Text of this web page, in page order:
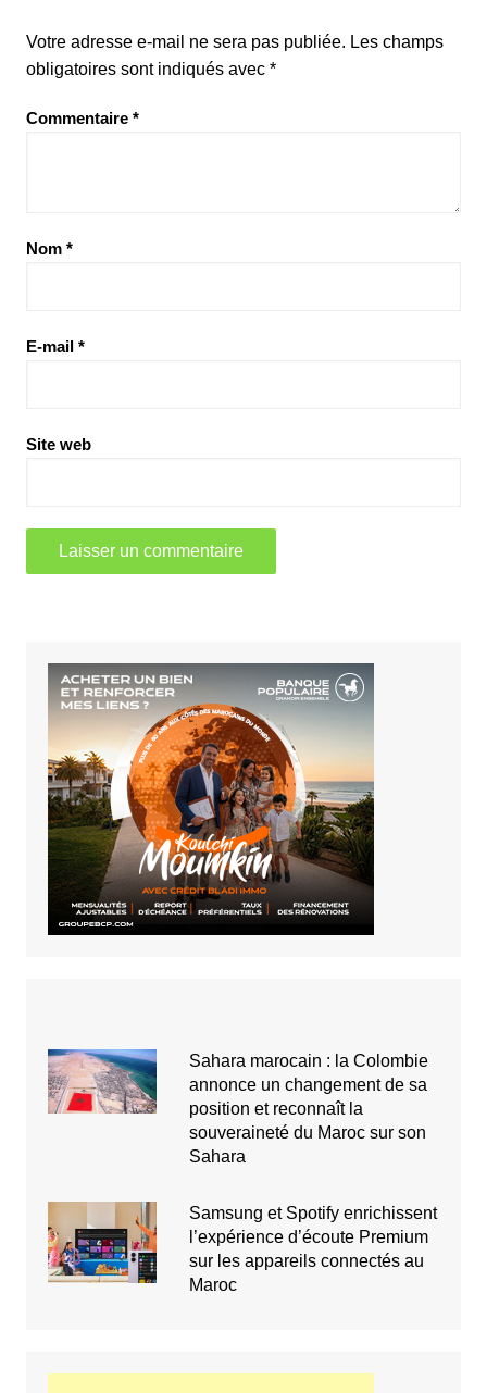
Votre adresse e-mail ne sera pas publiée. Les champs
obligatoires sont indiqués avec *
Commentaire *
Nom *
E-mail *
Site web
Sahara marocain : la Colombie
annonce un changement de sa
position et reconnaît la
souveraineté du Maroc sur son
Sahara
Samsung et Spotify enrichissent
l’expérience d’écoute Premium
sur les appareils connectés au
Maroc